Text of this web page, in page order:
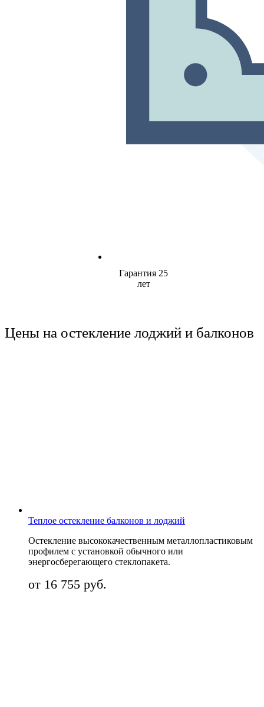
Гарантия 25
лет
Цены на остекление лоджий и балконов
Теплое остекление балконов и лоджий
Остекление высококачественным металлопластиковым
профилем с установкой обычного или
энергосберегающего стеклопакета.
от 16 755 руб.